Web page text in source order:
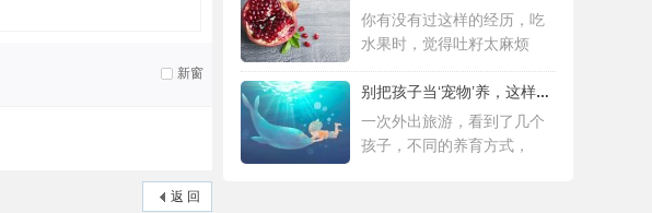
新窗
返 回
你有没有过这样的经历，吃
水果时，觉得吐籽太麻烦
别把孩子当‘宠物’养，这样会毁掉Ta一生！
一次外出旅游，看到了几个
孩子，不同的养育方式，